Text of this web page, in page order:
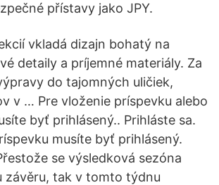
přístavy jako JPY.
vkladá dizajn bohatý na
detaily a príjemné materiály. Za
do tajomných uličiek,
v … Pre vloženie príspevku alebo
byť prihlásený.. Prihláste sa.
musíte byť prihlásený.
se výsledková sezóna
závěru, tak v tomto týdnu